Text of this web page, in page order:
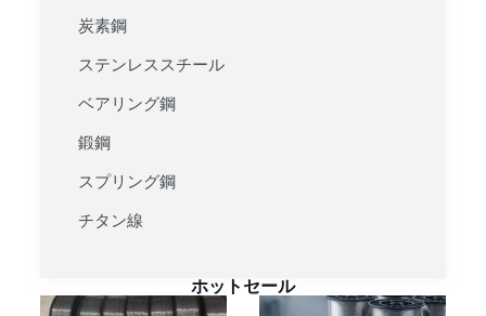
炭素鋼
ステンレススチール
ベアリング鋼
鍛鋼
スプリング鋼
チタン線
ホットセール